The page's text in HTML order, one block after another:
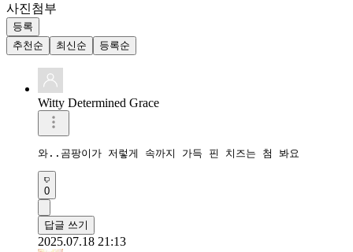
사진첨부
등록
추천순
최신순 등록순
Witty Determined Grace
0
답글 쓰기
2025.07.18 21:13